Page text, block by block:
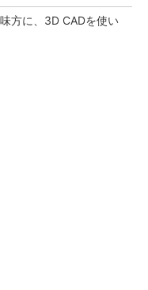
方に、3D CADを使い